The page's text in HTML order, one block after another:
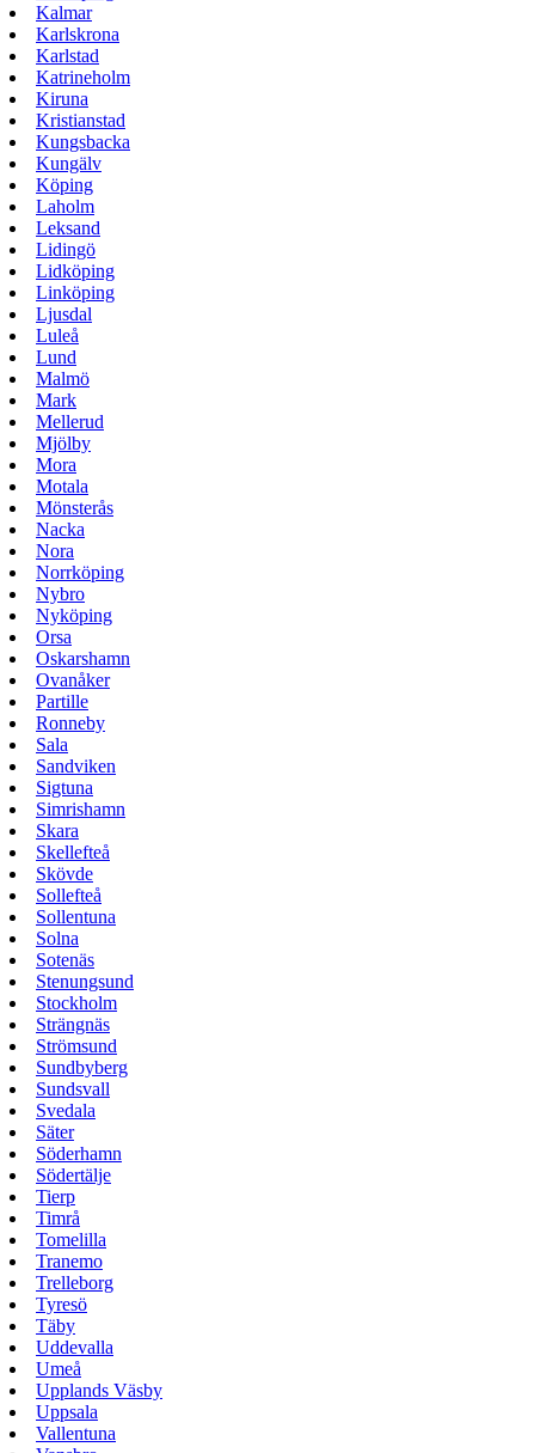
Kalmar
Karlskrona
Karlstad
Katrineholm
Kiruna
Kristianstad
Kungsbacka
Kungälv
Köping
Laholm
Leksand
Lidingö
Lidköping
Linköping
Ljusdal
Luleå
Lund
Malmö
Mark
Mellerud
Mjölby
Mora
Motala
Mönsterås
Nacka
Nora
Norrköping
Nybro
Nyköping
Orsa
Oskarshamn
Ovanåker
Partille
Ronneby
Sala
Sandviken
Sigtuna
Simrishamn
Skara
Skellefteå
Skövde
Sollefteå
Sollentuna
Solna
Sotenäs
Stenungsund
Stockholm
Strängnäs
Strömsund
Sundbyberg
Sundsvall
Svedala
Säter
Söderhamn
Södertälje
Tierp
Timrå
Tomelilla
Tranemo
Trelleborg
Tyresö
Täby
Uddevalla
Umeå
Upplands Väsby
Uppsala
Vallentuna